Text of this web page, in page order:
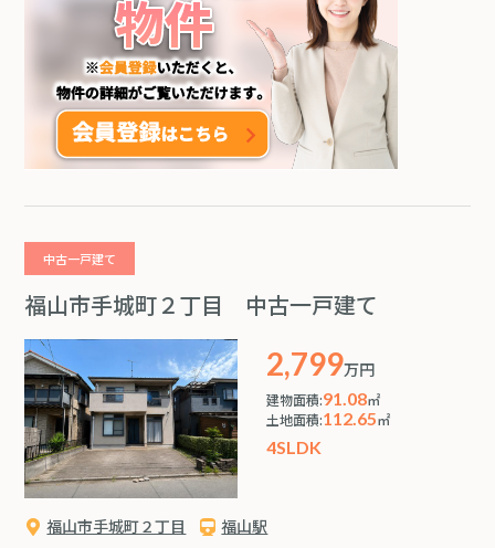
中古一戸建て
福山市手城町２丁目 中古一戸建て
2,799万円
建物面積:91.08㎡
土地面積:112.65㎡
4SLDK
福山市手城町２丁目
福山駅